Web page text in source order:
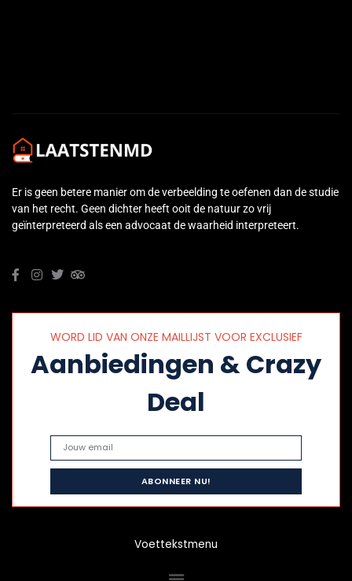
Er is geen betere manier om de verbeelding te oefenen dan de studie
van het recht. Geen dichter heeft ooit de natuur zo vrij
geïnterpreteerd als een advocaat de waarheid interpreteert.
WORD LID VAN ONZE MAILLIJST VOOR EXCLUSIEF
Aanbiedingen & Crazy
Deal
Voettekstmenu
Menu